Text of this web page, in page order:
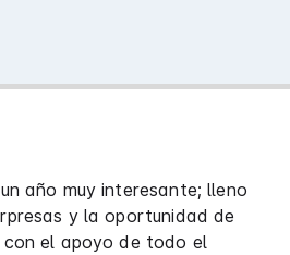
año muy interesante; lleno
y la oportunidad de
con el apoyo de todo el